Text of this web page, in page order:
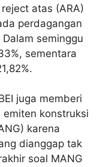
atas (ARA)
perdagangan
seminggu
sementara
juga memberi
konstruksi
karena
dianggap tak
soal MANG